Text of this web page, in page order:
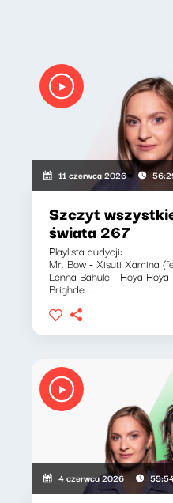
11 czerwca 2026
Szczyt
świata 267
Playlista audycji:
Mr. Bow - Xisuti Xamina
Lenna Bahule - Hoya Hoya
Brighde...
4 czerwca 2026